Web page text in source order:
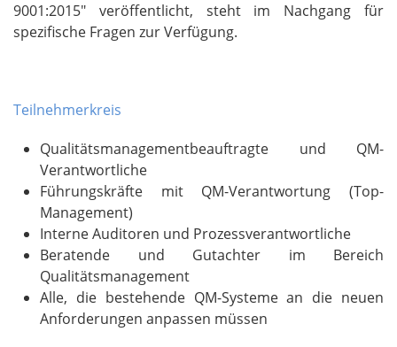
9001:2015" veröffentlicht, steht im Nachgang für
spezifische Fragen zur Verfügung.
Teilnehmerkreis
Qualitätsmanagementbeauftragte und QM-
Verantwortliche
Führungskräfte mit QM-Verantwortung (Top-
Management)
Interne Auditoren und Prozessverantwortliche
Beratende und Gutachter im Bereich
Qualitätsmanagement
Alle, die bestehende QM-Systeme an die neuen
Anforderungen anpassen müssen